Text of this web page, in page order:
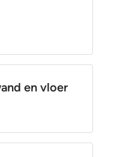
en vloer